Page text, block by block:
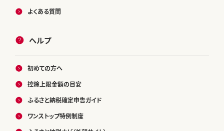
よくある質問
ヘルプ
初めての方へ
控除上限金額の目安
ふるさと納税確定申告ガイド
ワンストップ特例制度